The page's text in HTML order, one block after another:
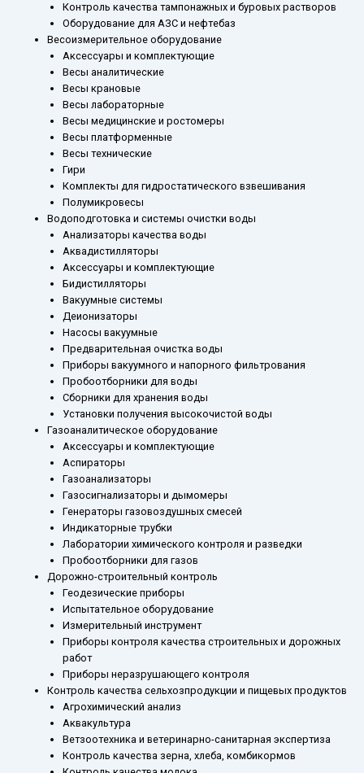
Контроль качества тампонажных и буровых растворов
Оборудование для АЗС и нефтебаз
Весоизмерительное оборудование
Аксессуары и комплектующие
Весы аналитические
Весы крановые
Весы лабораторные
Весы медицинские и ростомеры
Весы платформенные
Весы технические
Гири
Комплекты для гидростатического взвешивания
Полумикровесы
Водоподготовка и системы очистки воды
Анализаторы качества воды
Аквадистилляторы
Аксессуары и комплектующие
Бидистилляторы
Вакуумные системы
Деионизаторы
Насосы вакуумные
Предварительная очистка воды
Приборы вакуумного и напорного фильтрования
Пробоотборники для воды
Сборники для хранения воды
Установки получения высокочистой воды
Газоаналитическое оборудование
Аксессуары и комплектующие
Аспираторы
Газоанализаторы
Газосигнализаторы и дымомеры
Генераторы газовоздушных смесей
Индикаторные трубки
Лаборатории химического контроля и разведки
Пробоотборники для газов
Дорожно-строительный контроль
Геодезические приборы
Испытательное оборудование
Измерительный инструмент
Приборы контроля качества строительных и дорожных
работ
Приборы неразрушающего контроля
Контроль качества сельхозпродукции и пищевых продуктов
Агрохимический анализ
Аквакультура
Ветзоотехника и ветеринарно-санитарная экспертиза
Контроль качества зерна, хлеба, комбикормов